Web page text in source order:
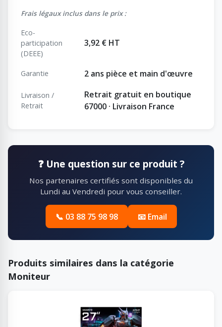
Frais légaux inclus dans le prix :
Eco-
participation
(DEEE)
3,92 € HT
Garantie 2 ans pièce et main d'œuvre
Livraison /
Retrait
Retrait gratuit en boutique
67000 · Livraison France
❓ Une question sur ce produit ?
Nos partenaires certifiés sont disponibles du
Lundi au Vendredi pour vous conseiller.
📞 03 88 75 98 98 📧 Email
Produits similaires dans la catégorie
Moniteur